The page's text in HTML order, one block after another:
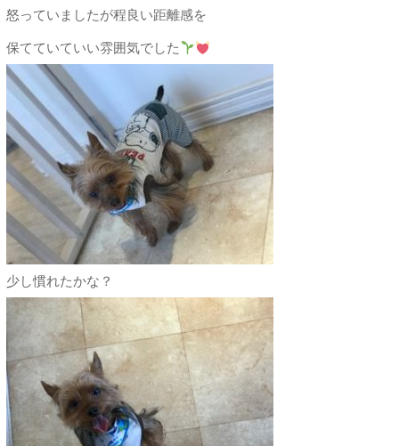
怒っていましたが程良い距離感を
保てていていい雰囲気でした
少し慣れたかな？